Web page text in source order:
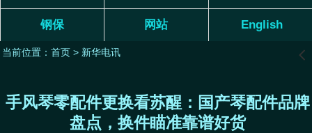
钢保 网站 English
当前位置： 首页> 新华电讯 󰊒
手风琴零配件更换看苏醒：国产琴配件品牌
盘点，换件瞄准靠谱好货